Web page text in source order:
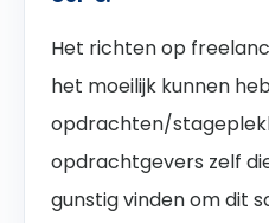
Het richten op
het moeilijk kunnen
opdrachten/
opdrachtgevers zelf
gunstig vinden om dit